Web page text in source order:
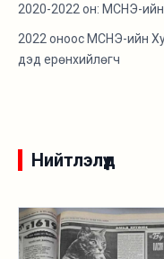
2020-2022 он: МСНЭ-ийн
2022 оноос МСНЭ-ийн
дэд ерөнхийлөгч
Нийтлэлүүд